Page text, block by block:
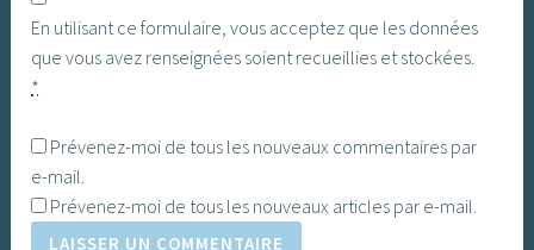
En utilisant ce formulaire, vous acceptez que les données
que vous avez renseignées soient recueillies et stockées.
*
Prévenez-moi de tous les nouveaux commentaires par
e-mail.
Prévenez-moi de tous les nouveaux articles par e-mail.